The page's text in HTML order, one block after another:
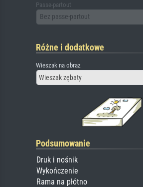
Passe-partout
Bez passe-partout
Różne i dodatkowe
Wieszak na obraz
Wieszak zębaty
Podsumowanie
Druk i nośnik
Wykończenie
Rama na płótno